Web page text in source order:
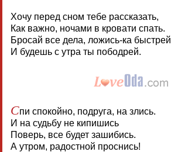
Хочу перед сном тебе рассказать,
Как важно, ночами в кровати спать.
Бросай все дела, ложись-ка быстрей
И будешь с утра ты пободрей.
Спи спокойно, подруга, на злись.
И на судьбу не кипишись
Поверь, все будет зашибись.
А утром, радостной проснись!